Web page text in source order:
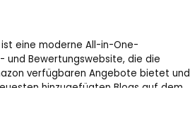
ist eine moderne All-in-One-
und Bewertungswebsite, die die
verfügbaren Angebote bietet und
hinzugefügten Blogs auf dem